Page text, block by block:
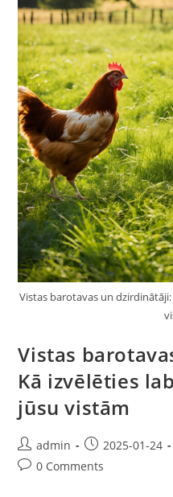
Vistas barotavas un
Vistas
Kā izvēlēties
jūsu vistām
admin 2025-01-24
0 Comments